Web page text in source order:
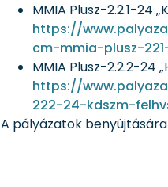
MMIA Plusz-2.2.1-24
https://
cm-mmia-plusz-
MMIA Plusz-2.2.2-24
https://
222-24-kdszm-
A pályázatok benyújtására